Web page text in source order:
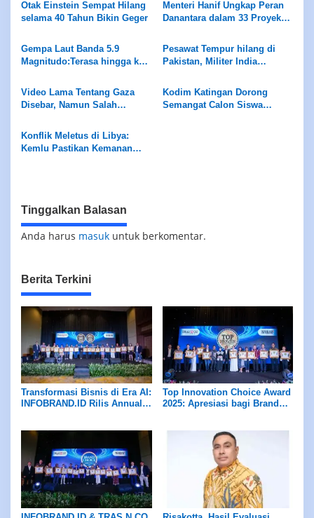
Otak Einstein Sempat Hilang
selama 40 Tahun Bikin Geger
Menteri Hanif Ungkap Peran
Danantara dalam 33 Proyek
Gempa Laut Banda 5.9
Magnitudo:Terasa hingga ke
Pesawat Tempur hilang di
Pakistan, Militer India
Video Lama Tentang Gaza
Disebar, Namun Salah
India-Pakistan
Kodim Katingan Dorong
Semangat Calon Siswa
Konflik Meletus di Libya:
Kemlu Pastikan Kemanan
Tinggalkan Balasan
Anda harus masuk untuk berkomentar.
Berita Terkini
Transformasi Bisnis di Era AI:
INFOBRAND.ID Rilis Annual
Champions 2026
Top Innovation Choice Award
2025: Apresiasi bagi Brand